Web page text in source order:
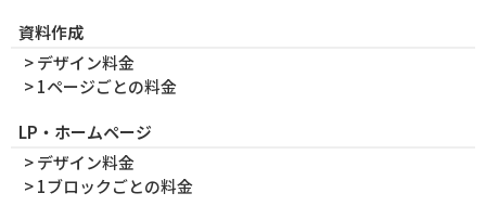
資料作成
> デザイン料金
> 1ページごとの料金
LP・ホームページ
> デザイン料金
> 1ブロックごとの料金